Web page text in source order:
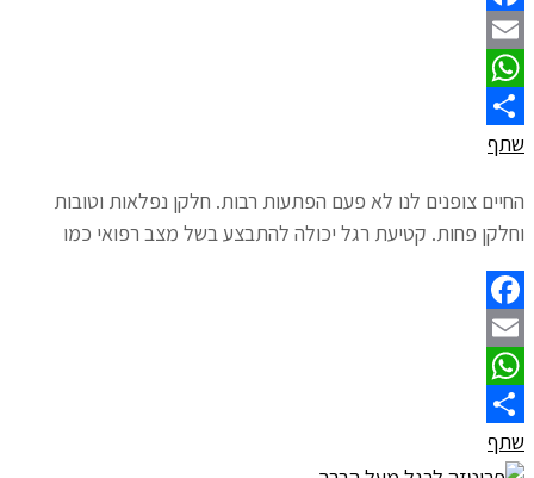
Facebook
Email
WhatsApp
שתף
החיים צופנים לנו לא פעם הפתעות רבות. חלקן נפלאות וטובות
וחלקן פחות. קטיעת רגל יכולה להתבצע בשל מצב רפואי כמו
Facebook
Email
WhatsApp
שתף